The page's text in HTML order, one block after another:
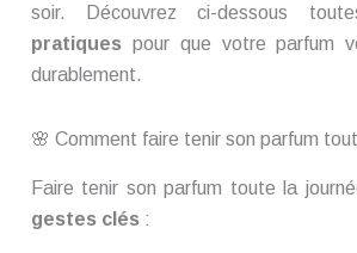
soir. Découvrez ci-dessous
pratiques pour que votre parfum
durablement.
🌸 Comment faire tenir son parfum
Faire tenir son parfum toute la
gestes clés :